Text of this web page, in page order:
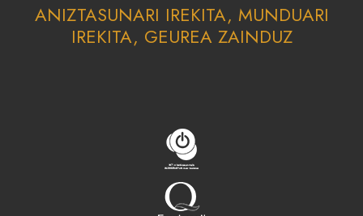
ANIZTASUNARI IREKITA, MUNDUARI
IREKITA, GEUREA ZAINDUZ